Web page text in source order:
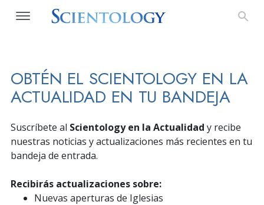
OBTÉN EL SCIENTOLOGY EN LA
ACTUALIDAD EN TU BANDEJA
Suscríbete al Scientology en la Actualidad y recibe
nuestras noticias y actualizaciones más recientes en tu
bandeja de entrada.
Recibirás actualizaciones sobre:
Nuevas aperturas de Iglesias